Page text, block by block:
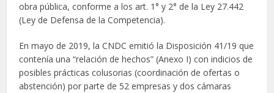
obra pública, conforme a los art. 1° y 2° de la Ley 27.442
(Ley de Defensa de la Competencia).
En mayo de 2019, la CNDC emitió la Disposición 41/19 que
contenía una “relación de hechos” (Anexo I) con indicios de
posibles prácticas colusorias (coordinación de ofertas o
abstención) por parte de 52 empresas y dos cámaras